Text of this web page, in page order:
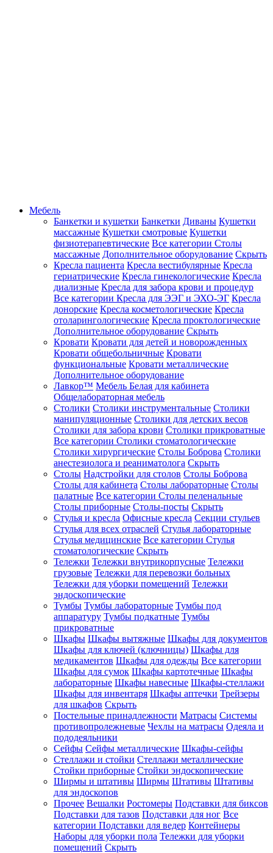
Мебель
Банкетки и кушетки Банкетки Диваны Кушетки
массажные Кушетки смотровые Кушетки
физиотерапевтические Все категории Столы
массажные Дополнительное оборудование Скрыть
Кресла пациента Кресла вестибулярные Кресла
гериатрические Кресла гинекологические Кресла
диализные Кресла для забора крови и процедур
Все категории Кресла для ЭЭГ и ЭХО-ЭГ Кресла
донорские Кресла косметологические Кресла
отоларингологические Кресла проктологические
Дополнительное оборудование Скрыть
Кровати Кровати для детей и новорожденных
Кровати общебольничные Кровати
функциональные Кровати металлические
Дополнительное оборудование
Лавкор™ Мебель Белая для кабинета
Общелабораторная мебель
Столики Столики инструментальные Столики
манипуляционные Столики для детских весов
Столики для забора крови Столики прикроватные
Все категории Столики стоматологические
Столики хирургические Столы Боброва Столики
анестезиолога и реаниматолога Скрыть
Столы Надстройки для столов Столы Боброва
Столы для кабинета Столы лабораторные Столы
палатные Все категории Столы пеленальные
Столы приборные Столы-посты Скрыть
Стулья и кресла Офисные кресла Секции стульев
Стулья для всех отраслей Стулья лабораторные
Стулья медицинские Все категории Стулья
стоматологические Скрыть
Тележки Тележки внутрикорпусные Тележки
грузовые Тележки для перевозки больных
Тележки для уборки помещений Тележки
эндоскопические
Тумбы Тумбы лабораторные Тумбы под
аппаратуру Тумбы подкатные Тумбы
прикроватные
Шкафы Шкафы вытяжные Шкафы для документов
Шкафы для ключей (ключницы) Шкафы для
медикаментов Шкафы для одежды Все категории
Шкафы для сумок Шкафы картотечные Шкафы
лабораторные Шкафы навесные Шкафы-стеллажи
Шкафы для инвентаря Шкафы аптечки Трейзеры
для шкафов Скрыть
Постельные принадлежности Матрасы Системы
противопролежневые Чехлы на матрасы Одеяла и
пододеяльники
Сейфы Сейфы металлические Шкафы-сейфы
Стеллажи и стойки Стеллажи металлические
Стойки приборные Стойки эндоскопические
Ширмы и штативы Ширмы Штативы Штативы
для эндоскопов
Прочее Вешалки Ростомеры Подставки для биксов
Подставки для тазов Подставки для ног Все
категории Подставки для ведер Контейнеры
Наборы для уборки пола Тележки для уборки
помещений Скрыть